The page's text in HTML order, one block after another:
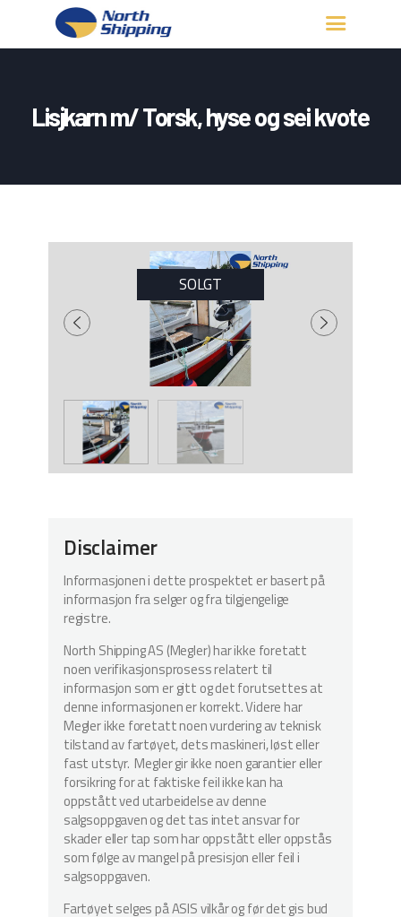
Lisjkarn m/ Torsk, hyse og sei kvote
OM OSS
KONTAKT OSS
SOLGT
Disclaimer
Informasjonen i dette prospektet er basert på
informasjon fra selger og fra tilgjengelige
registre.
North Shipping AS (Megler) har ikke foretatt
noen verifikasjonsprosess relatert til
informasjon som er gitt og det forutsettes at
denne informasjonen er korrekt. Videre har
Megler ikke foretatt noen vurdering av teknisk
tilstand av fartøyet, dets maskineri, løst eller
fast utstyr. Megler gir ikke noen garantier eller
forsikring for at faktiske feil ikke kan ha
oppstått ved utarbeidelse av denne
salgsoppgaven og det tas intet ansvar for
skader eller tap som har oppstått eller oppstås
som følge av mangel på presisjon eller feil i
salgsoppgaven.
Fartøyet selges på ASIS vilkår og før det gis bud